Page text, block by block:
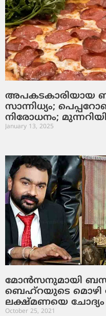
അപകടകാരിയായ
സാന്നിധ്യം;
നിരോധനം;
January 13, 2025
മോന്‍സനുമായി
ബെഹ്റയുടെ മൊഴി
ലക്ഷ്മണയെ
October 25, 2021